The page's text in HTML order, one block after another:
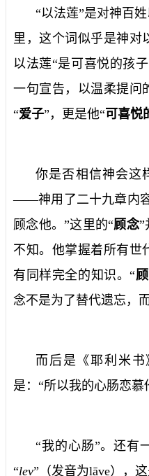
“以法莲”是对神百
里，这个词似乎是神对
以法莲“是可喜悦的孩
一句宣告，以温柔提问
“爱子”，更是他“可喜悦
你是否相信神会这
——神用了二十九章内
顾念他。”这里的“顾念”
不知。他掌握着所有世
有同样完全的知识。“
念不是为了替代遗忘，
而后是《耶利米
是：“所以我的心肠恋慕
“我的心肠”。还有
“lev”（发音为lāve），